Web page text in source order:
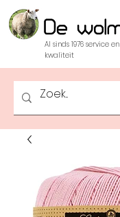
Al sinds 1976 service en
kwaliteit